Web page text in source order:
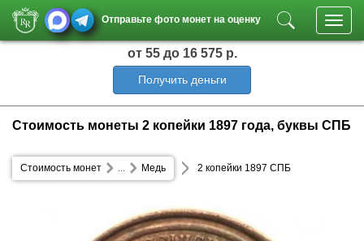
Отправьте фото монет на оценку
от 55 до 16 575 р.
Получить деньги
Стоимость монеты 2 копейки 1897 года, буквы СПБ
Стоимость монет Медь
... 2 копейки 1897 СПБ